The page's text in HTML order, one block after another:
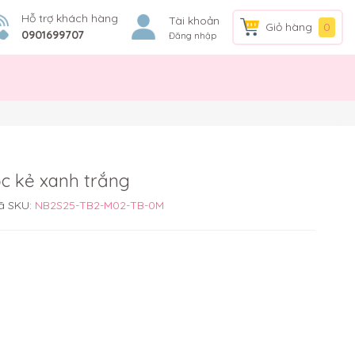
Hỗ trợ khách hàng
0901699707
Tài khoản
Đăng nhập
Giỏ hàng 0
kẻ xanh trắng
SKU: NB2S25-TB2-M02-TB-0M